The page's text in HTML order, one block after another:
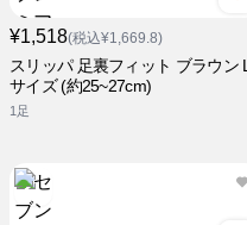
¥1,518(税込¥1,669.8)
スリッパ 足裏フィット ブラウン L
サイズ (約25~27cm)
1足